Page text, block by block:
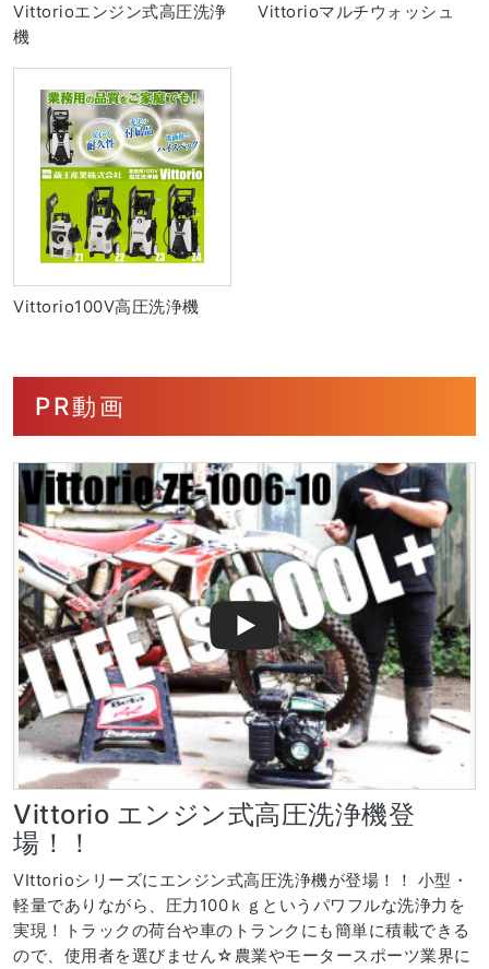
Vittorioエンジン式高圧洗浄
機
Vittorioマルチウォッシュ
Vittorio100V高圧洗浄機
PR動画
Vittorio エンジン式高圧洗浄機登
場！！
VIttorioシリーズにエンジン式高圧洗浄機が登場！！ 小型・
軽量でありながら、圧力100ｋｇというパワフルな洗浄力を
実現！トラックの荷台や車のトランクにも簡単に積載できる
ので、使用者を選びません☆農業やモータースポーツ業界に